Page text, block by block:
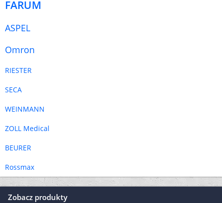
FARUM
ASPEL
Omron
RIESTER
SECA
WEINMANN
ZOLL Medical
BEURER
Rossmax
Zobacz produkty